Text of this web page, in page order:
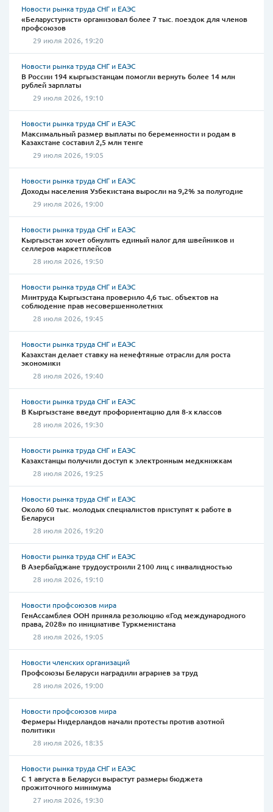
Новости рынка труда СНГ и ЕАЭС
«Беларустурист» организовал более 7 тыс. поездок для членов
профсоюзов
29 июля 2026, 19:20
Новости рынка труда СНГ и ЕАЭС
В России 194 кыргызстанцам помогли вернуть более 14 млн
рублей зарплаты
29 июля 2026, 19:10
Новости рынка труда СНГ и ЕАЭС
Максимальный размер выплаты по беременности и родам в
Казахстане составил 2,5 млн тенге
29 июля 2026, 19:05
Новости рынка труда СНГ и ЕАЭС
Доходы населения Узбекистана выросли на 9,2% за полугодие
29 июля 2026, 19:00
Новости рынка труда СНГ и ЕАЭС
Кыргызстан хочет обнулить единый налог для швейников и
селлеров маркетплейсов
28 июля 2026, 19:50
Новости рынка труда СНГ и ЕАЭС
Минтруда Кыргызстана проверило 4,6 тыс. объектов на
соблюдение прав несовершеннолетних
28 июля 2026, 19:45
Новости рынка труда СНГ и ЕАЭС
Казахстан делает ставку на ненефтяные отрасли для роста
экономики
28 июля 2026, 19:40
Новости рынка труда СНГ и ЕАЭС
В Кыргызстане введут профориентацию для 8-х классов
28 июля 2026, 19:30
Новости рынка труда СНГ и ЕАЭС
Казахстанцы получили доступ к электронным медкнижкам
28 июля 2026, 19:25
Новости рынка труда СНГ и ЕАЭС
Около 60 тыс. молодых специалистов приступят к работе в
Беларуси
28 июля 2026, 19:20
Новости рынка труда СНГ и ЕАЭС
В Азербайджане трудоустроили 2100 лиц с инвалидностью
28 июля 2026, 19:10
Новости профсоюзов мира
ГенАссамблея ООН приняла резолюцию «Год международного
права, 2028» по инициативе Туркменистана
28 июля 2026, 19:05
Новости членских организаций
Профсоюзы Беларуси наградили аграриев за труд
28 июля 2026, 19:00
Новости профсоюзов мира
Фермеры Нидерландов начали протесты против азотной
политики
28 июля 2026, 18:35
Новости рынка труда СНГ и ЕАЭС
С 1 августа в Беларуси вырастут размеры бюджета
прожиточного минимума
27 июля 2026, 19:30